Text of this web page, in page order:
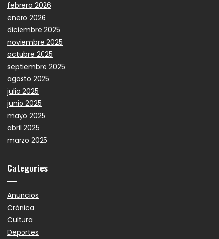
febrero 2026
enero 2026
diciembre 2025
noviembre 2025
octubre 2025
septiembre 2025
agosto 2025
julio 2025
junio 2025
mayo 2025
abril 2025
marzo 2025
Categories
Anuncios
Crónica
Cultura
Deportes